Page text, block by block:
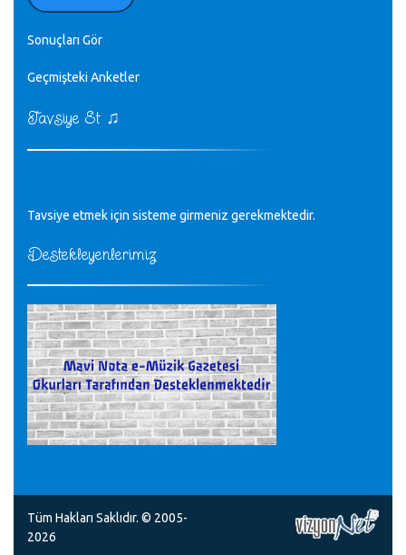
♪
sayın müfit bey bilgilerinizi kontrol edi 6440 sayılı cso
CÜNEYT BALKIZ - 15.11.2022
Sonuçları Gör
Geçmişteki Anketler
Tavsiye Et ♫
Tavsiye etmek için sisteme girmeniz gerekmektedir.
Destekleyenlerimiz
Tüm Hakları Saklıdır. © 2005-
2026